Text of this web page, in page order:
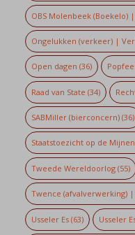
OBS Molenbeek (Boekelo)
Ongelukken (verkeer) |
Open dagen (36)
Raad van State (34)
SABMiller (bierconcern)(36)
Staatstoezicht op de Mijnen
Tweede Wereldoorlog(55)
Twence (afvalverwerking)
Usseler Es(63) Usseler